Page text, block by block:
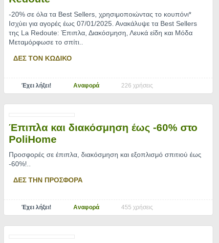
-20% σε όλα τα Best Sellers, χρησιμοποιώντας το κουπόνι*
Ισχύει για αγορές έως 07/01/2025. Ανακάλυψε τα Best Sellers
της La Redoute: Έπιπλα, Διακόσμηση, Λευκά είδη και Μόδα
Μεταμόρφωσε το σπίτι..
ΔΕΣ ΤΟΝ ΚΩΔΙΚΟ
Έχει λήξει! Αναφορά 226 χρήσεις
Έπιπλα και διακόσμηση έως -60% στο
PoliHome
Προσφορές σε έπιπλα, διακόσμηση και εξοπλισμό σπιτιού έως
-60%!
ΔΕΣ ΤΗΝ ΠΡΟΣΦΟΡΑ
Έχει λήξει! Αναφορά 455 χρήσεις